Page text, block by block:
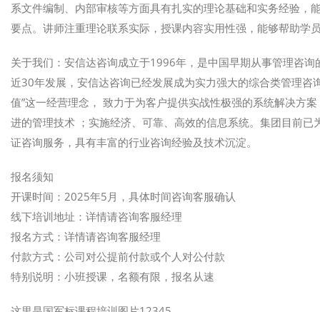
系文件编制、内部审核等方面具有扎实的理论基础和实务经验
要点。讲师注重理论联系实际，授课内容实用性强，能够帮助学
关于我们：安信达咨询成立于1996年，是中国早期从事管理咨
近30年发展，安信达咨询已经发展成为实力强大的综合类管理
值”这一经营理念， 致力于为客户提供实战性极强的系统解决方
进的管理技术 ；实施经济、可靠、高效的信息系统。集团目前
证咨询服务，具有丰富的行业咨询经验及技术沉淀。
报名须知
开课时间：2025年5月，具体时间咨询客服确认
线下培训地址：详情请咨询客服经理
报名方式：详情请咨询客服经理
付款方式：公司对公提前付款或个人对公付款
特别说明：小班授课，名额有限，报名从速